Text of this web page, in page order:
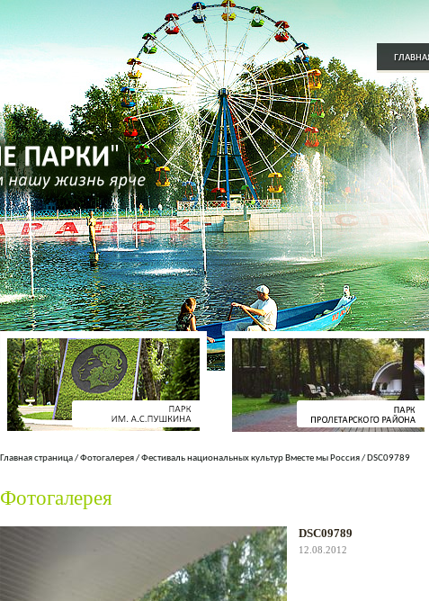
Главная страница/Фотогалерея/Фестиваль национальных культур Вместе мы Россия/ DSC09789
Фотогалерея
DSC09789
12.08.2012